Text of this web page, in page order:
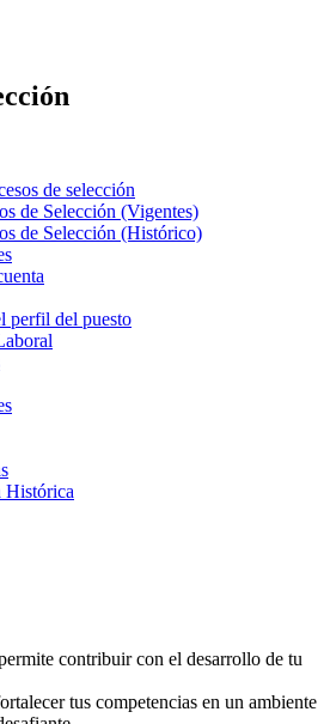
de selección
de Selección (Vigentes)
de Selección (Histórico)
perfil del puesto
Histórica
contribuir con el desarrollo de tu
tus competencias en un ambiente